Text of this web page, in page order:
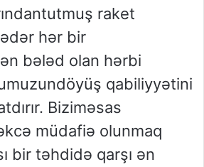
tutmuş raket
hər bir
bələd olan hərbi
döyüş qabiliyyətini
. Biziməsas
müdafiə olunmaq
bir təhdidə qarşı ən